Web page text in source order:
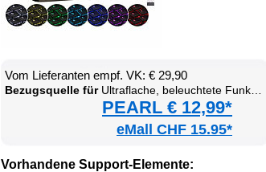
Vom Lie­fe­ran­ten empf. VK: € 29,90
Be­zugs­quel­le fürUl­traf­la­che, be­leuch­te­te Funk- & Blue­tooth Tas­ta­tur
PEARL € 12,99*
eMall CHF 15.95*
Vor­han­de­ne Sup­port-Ele­men­te: